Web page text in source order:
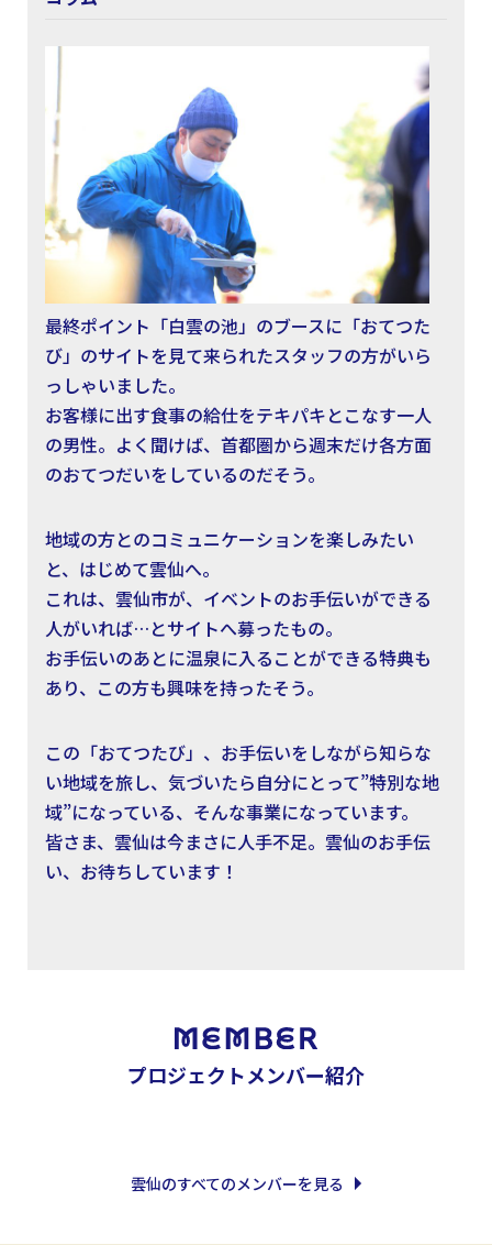
最終ポイント「白雲の池」のブースに「おてつた
び」のサイトを見て来られたスタッフの方がいら
っしゃいました。
お客様に出す食事の給仕をテキパキとこなす一人
の男性。よく聞けば、首都圏から週末だけ各方面
のおてつだいをしているのだそう。
地域の方とのコミュニケーションを楽しみたい
と、はじめて雲仙へ。
これは、雲仙市が、イベントのお手伝いができる
人がいれば…とサイトへ募ったもの。
お手伝いのあとに温泉に入ることができる特典も
あり、この方も興味を持ったそう。
この「おてつたび」、お手伝いをしながら知らな
い地域を旅し、気づいたら自分にとって”特別な地
域”になっている、そんな事業になっています。
皆さま、雲仙は今まさに人手不足。雲仙のお手伝
い、お待ちしています！
プロジェクトメンバー紹介
雲仙のすべてのメンバーを見る